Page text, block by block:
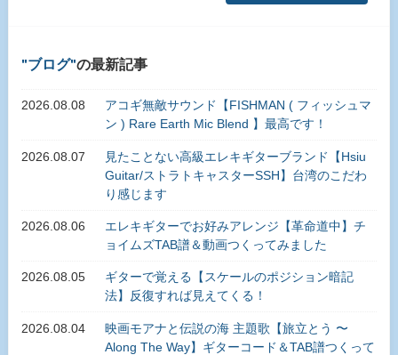
ブログ の最新記事
2026.08.08
アコギ無敵サウンド【FISHMAN ( フィッシュマ
ン ) Rare Earth Mic Blend 】最高です！
2026.08.07
見たことない高級エレキギターブランド【Hsiu
Guitar/ストラトキャスターSSH】台湾のこだわ
り感じます
2026.08.06
エレキギターでお好みアレンジ【革命道中】チ
ョイムズTAB譜＆動画つくってみました
2026.08.05
ギターで覚える【スケールのポジション暗記
法】反復すれば見えてくる！
2026.08.04
映画モアナと伝説の海 主題歌【旅立とう 〜
Along The Way】ギターコード＆TAB譜つくって